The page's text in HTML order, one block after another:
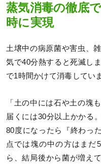
蒸気消毒の徹底
時に実現
土壌中の病原菌や害虫、
気で40分熱すると死滅し
で1時間かけて消毒してい
「土の中には石や土の塊
届くには30分以上かかる
80度になったら『終わっ
点では塊の中の方はまだ
ら、結局後から菌が増え